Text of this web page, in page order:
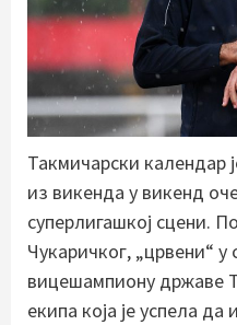
Такмичарски календар
из викенда у викенд
суперлигашкој сцени.
Чукаричког, „црвени“ у
вицешампиону државе
екипа која је успела да